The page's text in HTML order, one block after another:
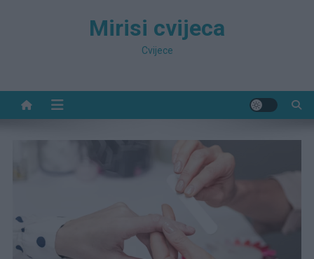
Mirisi cvijeca
Cvijece